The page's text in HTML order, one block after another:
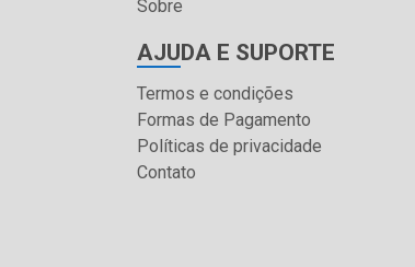
Sobre
AJUDA E SUPORTE
Termos e condições
Formas de Pagamento
Políticas de privacidade
Contato